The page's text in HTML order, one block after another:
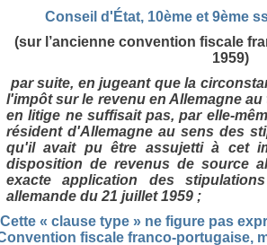
Conseil d'État, 10ème et 9ème
(sur l’ancienne convention fiscale
1959)
par suite, en jugeant que la
l'impôt sur le revenu en Allemagne
en litige ne suffisait pas, par elle-
résident d'Allemagne au sens des
qu'il avait pu être assujetti à cet
disposition de revenus de source
exacte application des
allemande du 21 juillet 1959 ;
Cette « clause type » ne figure pas
fiscale franco-portugaise,